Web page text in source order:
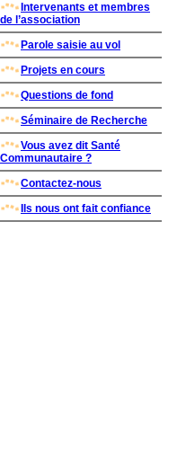
Intervenants et membres
de l’association
Parole saisie au vol
Projets en cours
Questions de fond
Séminaire de Recherche
Vous avez dit Santé
Communautaire ?
Contactez-nous
Ils nous ont fait confiance